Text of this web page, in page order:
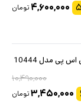
۵ ۴,۶۰۰,۰۰۰ تومان
پی مدل 10444
۱۰,۴۹۰,۰۰۰
۳,۴۵۰,۰۰۰تومان